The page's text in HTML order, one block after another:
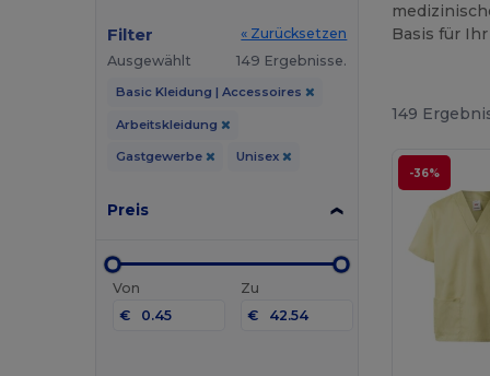
Filter
« Zurücksetzen
Ausgewählt
149 Ergebnisse.
Basic Kleidung | Accessoires
Arbeitskleidung
Gastgewerbe Unisex
Preis
Von
€
Zu
€
Basis für
149
-36%